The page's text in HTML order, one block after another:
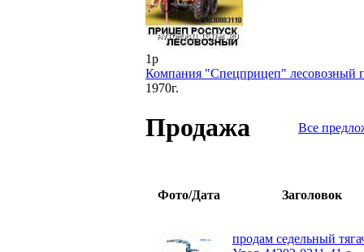
1р
Компания "Спецприцеп" лесовозный
1970г.
Продажа Все
Фото/Дата Заголовок
продам седельный